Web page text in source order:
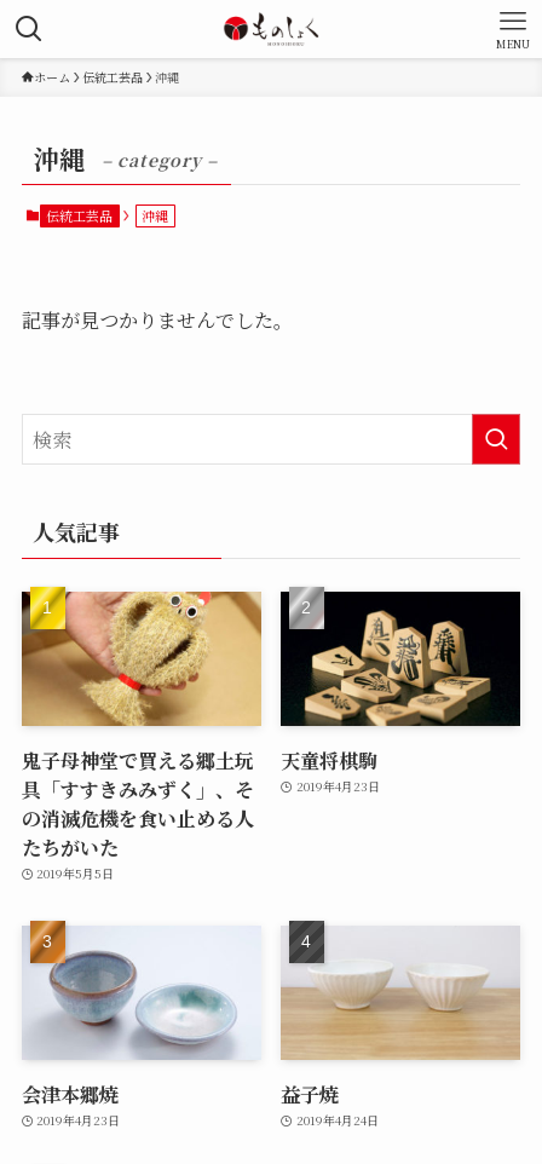
MENU
ホーム 伝統工芸品 沖縄
沖縄 – category –
伝統工芸品 沖縄
記事が見つかりませんでした。
人気記事
鬼子母神堂で買える郷土玩
具「すすきみみずく」、そ
の消滅危機を食い止める人
たちがいた
2019年5月5日
天童将棋駒
2019年4月23日
会津本郷焼
2019年4月23日
益子焼
2019年4月24日